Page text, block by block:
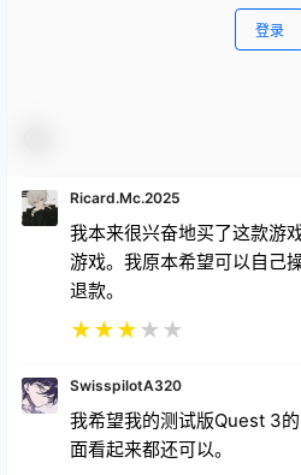
登录
Ricard.Mc.2025
我本来很兴奋地买了这款游
游戏。我原本希望可以自己
退款。
★★★★ ★
SwisspilotA320
我希望我的测试版Quest 3
面看起来都还可以。